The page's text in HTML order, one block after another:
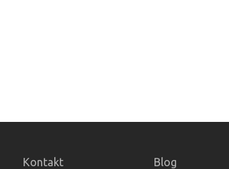
Kontakt
Blog